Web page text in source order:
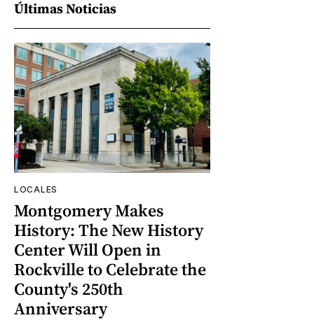
Últimas Noticias
LOCALES
Montgomery Makes
History: The New History
Center Will Open in
Rockville to Celebrate the
County's 250th
Anniversary